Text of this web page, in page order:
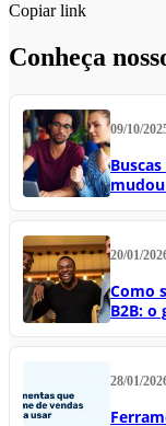
Copiar link
Conheça
09/10/
20/01/
Como
B2B: o
28/01/